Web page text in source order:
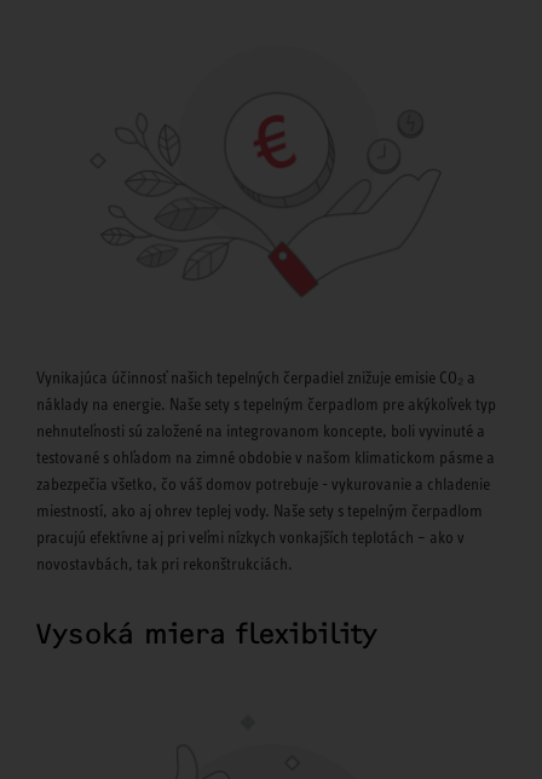
Vynikajúca účinnosť našich tepelných čerpadiel znižuje emisie CO₂ a
náklady na energie. Naše sety s tepelným čerpadlom pre akýkoľvek typ
nehnuteľnosti sú založené na integrovanom koncepte, boli vyvinuté a
testované s ohľadom na zimné obdobie v našom klimatickom pásme a
zabezpečia všetko, čo váš domov potrebuje - vykurovanie a chladenie
miestností, ako aj ohrev teplej vody. Naše sety s tepelným čerpadlom
pracujú efektívne aj pri veľmi nízkych vonkajších teplotách – ako v
novostavbách, tak pri rekonštrukciách.
Vysoká miera flexibility